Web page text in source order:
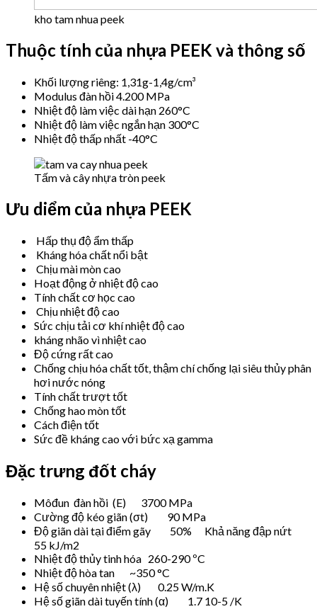
kho tam nhua peek
Thuộc tính của nhựa PEEK và thông số
Khối lượng riêng: 1,31g-1,4g/cm³
Modulus đàn hồi 4.200 MPa
Nhiệt độ làm việc dài hạn 260°C
Nhiệt độ làm việc ngắn hạn 300°C
Nhiệt độ thấp nhất -40°C
Tấm và cây nhựa tròn peek
Ưu diểm của nhựa PEEK
Hấp thụ độ ẩm thấp
Kháng hóa chất nổi bật
Chịu mài mòn cao
Hoạt động ở nhiệt độ cao
Tính chất cơ học cao
Chịu nhiệt độ cao
Sức chịu tải cơ khí nhiệt độ cao
kháng nhão vì nhiệt cao
Độ cứng rất cao
Chống chịu hóa chất tốt, thậm chí chống lại siêu thủy phân
hơi nước nóng
Tính chất trượt tốt
Chống hao mòn tốt
Cách điện tốt
Sức đề kháng cao với bức xạ gamma
Đặc trưng đốt cháy
Môđun đàn hồi (E) 3700 MPa
Cường độ kéo giãn (σt) 90 MPa
Độ giãn dài tại điểm gãy 50% Khả năng đập nứt
55 kJ/m2
Nhiệt độ thủy tinh hóa 260-290 ºC
Nhiệt độ hòa tan ~350 °C
Hệ số chuyên nhiệt (λ) 0.25 W/m.K
Hệ số giãn dài tuyến tính (α) 1.7 10-5 /K